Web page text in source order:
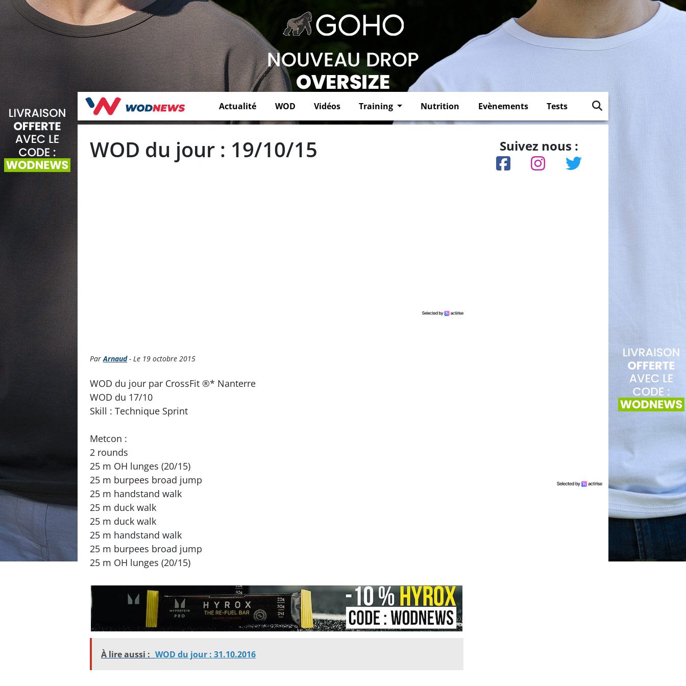
Actualité WOD Vidéos Training Nutrition Evènements Tests
WOD du jour : 19/10/15
ParArnaud- Le 19 octobre 2015
WOD du jour par CrossFit ®* Nanterre
WOD du 17/10
Skill : Technique Sprint
Metcon :
2 rounds
25 m OH lunges (20/15)
25 m burpees broad jump
25 m handstand walk
25 m duck walk
25 m duck walk
25 m handstand walk
25 m burpees broad jump
25 m OH lunges (20/15)
À lire aussi : WOD du jour : 31.10.2016
Suivez nous :